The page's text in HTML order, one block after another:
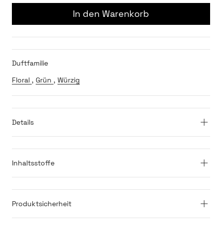
In den Warenkorb
Duftfamilie
Floral , Grün , Würzig
Details
Inhaltsstoffe
Produktsicherheit